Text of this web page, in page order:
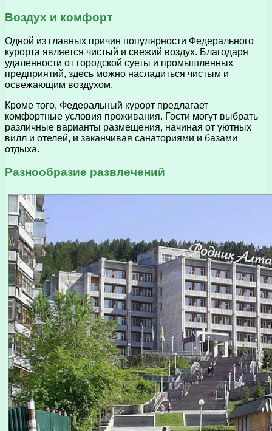
Воздух и комфорт
Одной из главных причин популярности Федерального
курорта является чистый и свежий воздух. Благодаря
удаленности от городской суеты и промышленных
предприятий, здесь можно насладиться чистым и
освежающим воздухом.
Кроме того, Федеральный курорт предлагает
комфортные условия проживания. Гости могут выбрать
различные варианты размещения, начиная от уютных
вилл и отелей, и заканчивая санаториями и базами
отдыха.
Разнообразие развлечений